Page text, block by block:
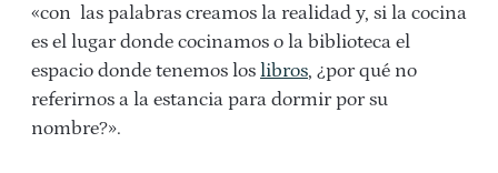
«con las palabras creamos la realidad y, si la cocina
es el lugar donde cocinamos o la biblioteca el
espacio donde tenemos los libros, ¿por qué no
referirnos a la estancia para dormir por su
nombre?».